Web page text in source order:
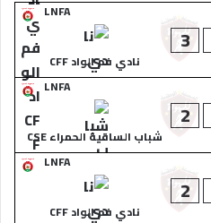
LNFA
3
نادي فم الواد CFF
LNFA
2
شباب الساقية الحمراء CSE
LNFA
2
نادي فم الواد CFF